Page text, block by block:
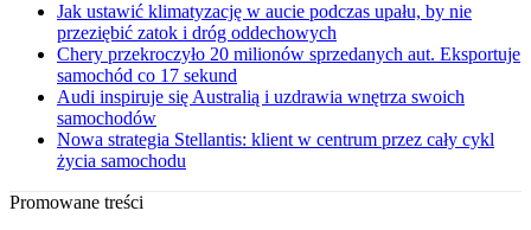
Jak ustawić klimatyzację w aucie podczas upału, by nie
przeziębić zatok i dróg oddechowych
Chery przekroczyło 20 milionów sprzedanych aut. Eksportuje
samochód co 17 sekund
Audi inspiruje się Australią i uzdrawia wnętrza swoich
samochodów
Nowa strategia Stellantis: klient w centrum przez cały cykl
życia samochodu
Promowane treści